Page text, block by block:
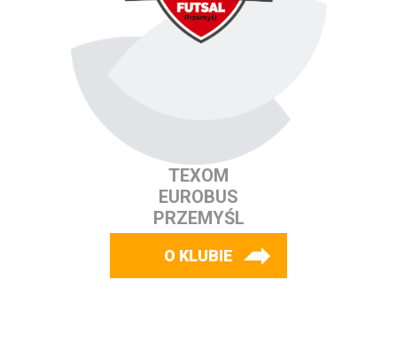
TEXOM
EUROBUS
PRZEMYŚL
O KLUBIE